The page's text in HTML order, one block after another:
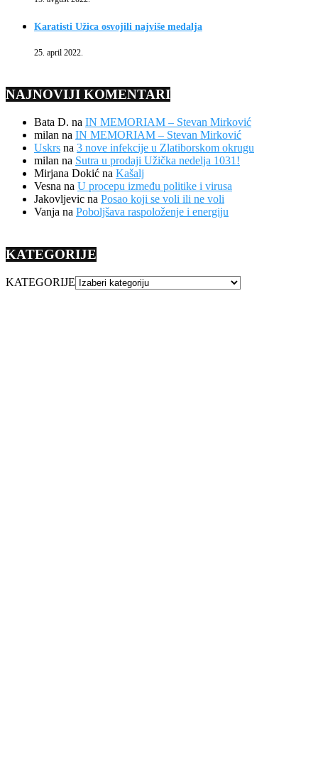
Karatisti Užica osvojili najviše medalja
25. april 2022.
NAJNOVIJI KOMENTARI
Bata D. na IN MEMORIAM – Stevan Mirković
milan na IN MEMORIAM – Stevan Mirković
Uskrs na 3 nove infekcije u Zlatiborskom okrugu
milan na Sutra u prodaji Užička nedelja 1031!
Mirjana Dokić na Kašalj
Vesna na U procepu između politike i virusa
Jakovljevic na Posao koji se voli ili ne voli
Vanja na Poboljšava raspoloženje i energiju
KATEGORIJE
KATEGORIJE